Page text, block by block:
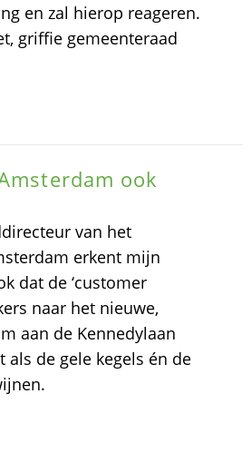
en zal hierop reageren.
griffie gemeenteraad
ook
van het
erkent mijn
dat de ‘customer
naar het nieuwe,
aan de Kennedylaan
als de gele kegels én de